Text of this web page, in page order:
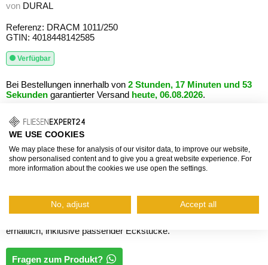
von DURAL
Referenz: DRACM 1011/250
GTIN: 4018448142585
Verfügbar
Bei Bestellungen innerhalb von 2 Stunden, 17 Minuten und 52
Sekunden garantierter Versand heute, 06.08.2026.
20,37 €
Grundpreis: 8,15 €/m
inkl. Mehrwertsteuer, zzgl.Versand
Die Fliesenprofile von DURONDELL sind besonders angenehm in
Kantenschutz. Sie bestehen aus hochwertigem eloxiertem
Aluminium und sind in verschiedenen Farben und Höhen
erhältlich, inklusive passender Eckstücke.
Fragen zum Produkt?
WE USE COOKIES
We may place these for analysis of our visitor data, to improve our website,
show personalised content and to give you a great website experience. For
more information about the cookies we use open the settings.
No, adjust Accept all